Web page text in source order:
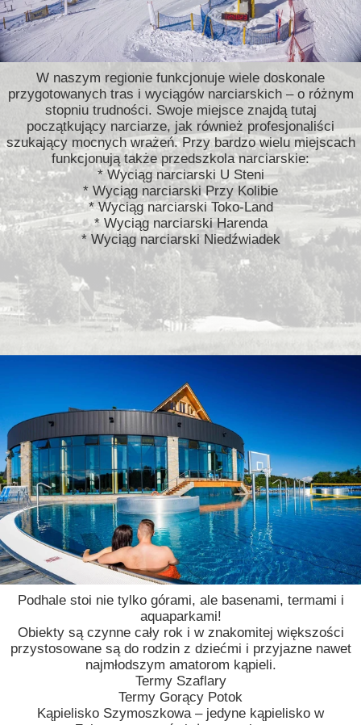
Podhale stoi nie tylko górami, ale basenami, termami i
aquaparkami!
Obiekty są czynne cały rok i w znakomitej większości
przystosowane są do rodzin z dziećmi i przyjazne nawet
najmłodszym amatorom kąpieli.
Termy Szaflary
Termy Gorący Potok
Kąpielisko Szymoszkowa – jedyne kąpielisko w
W naszym regionie funkcjonuje wiele doskonale
przygotowanych tras i wyciągów narciarskich – o różnym
stopniu trudności. Swoje miejsce znajdą tutaj
początkujący narciarze, jak również profesjonaliści
szukający mocnych wrażeń. Przy bardzo wielu miejscach
funkcjonują także przedszkola narciarskie:
* Wyciąg narciarski U Steni
* Wyciąg narciarski Przy Kolibie
* Wyciąg narciarski Toko-Land
* Wyciąg narciarski Harenda
* Wyciąg narciarski Niedźwiadek